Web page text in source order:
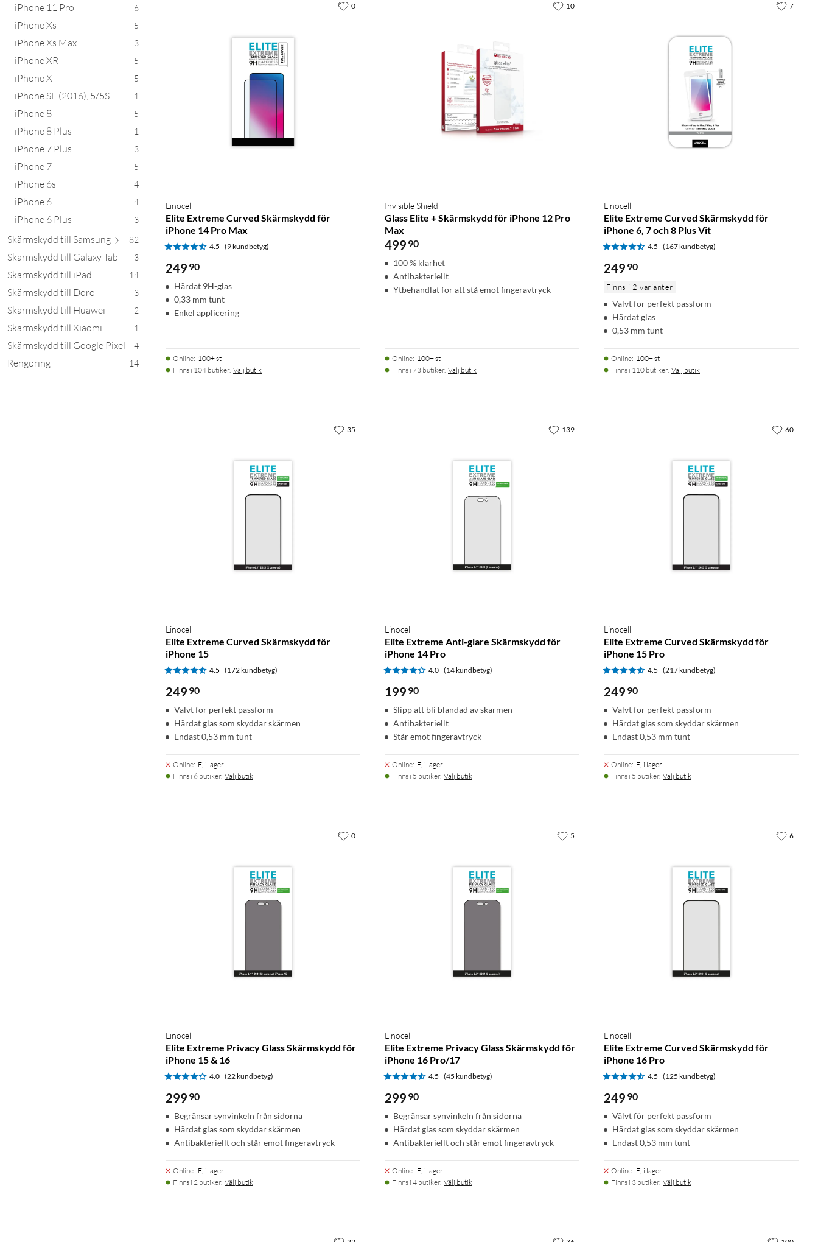
iPhone 11 Pro 6
iPhone Xs 5
iPhone Xs Max 3
iPhone XR 5
iPhone X 5
iPhone SE (2016), 5/5S 1
iPhone 8 5
iPhone 8 Plus 1
iPhone 7 Plus 3
iPhone 7 5
iPhone 6s 4
iPhone 6 4
iPhone 6 Plus 3
Skärmskydd till Samsung 82
Skärmskydd till Galaxy Tab 3
Skärmskydd till iPad 14
Skärmskydd till Doro 3
Skärmskydd till Huawei 2
Skärmskydd till Xiaomi 1
Skärmskydd till Google Pixel 4
Rengöring 14
Linocell
Elite Extreme Curved Skärmskydd för
iPhone 14 Pro Max
4.5 (9 kundbetyg)
249 90
Härdat 9H-glas
0,33 mm tunt
Enkel applicering
Online: 100+ st
Finns i 104 butiker. Välj butik
0
Invisible Shield
Glass Elite + Skärmskydd för iPhone 12 Pro
Max
499 90
100 % klarhet
Antibakteriellt
Ytbehandlat för att stå emot fingeravtryck
Online: 100+ st
Finns i 73 butiker. Välj butik
10
Linocell
Elite Extreme Curved Skärmskydd för
iPhone 6, 7 och 8 Plus Vit
4.5 (167 kundbetyg)
249 90
Finns i 2 varianter
Välvt för perfekt passform
Härdat glas
0,53 mm tunt
Online: 100+ st
Finns i 110 butiker. Välj butik
7
Linocell
Elite Extreme Curved Skärmskydd för
iPhone 15
4.5 (172 kundbetyg)
249 90
Välvt för perfekt passform
Härdat glas som skyddar skärmen
Endast 0,53 mm tunt
Online: Ej i lager
Finns i 6 butiker. Välj butik
35
Linocell
Elite Extreme Anti-glare Skärmskydd för
iPhone 14 Pro
4.0 (14 kundbetyg)
199 90
Slipp att bli bländad av skärmen
Antibakteriellt
Står emot fingeravtryck
Online: Ej i lager
Finns i 5 butiker. Välj butik
139
Linocell
Elite Extreme Curved Skärmskydd för
iPhone 15 Pro
4.5 (217 kundbetyg)
249 90
Välvt för perfekt passform
Härdat glas som skyddar skärmen
Endast 0,53 mm tunt
Online: Ej i lager
Finns i 5 butiker. Välj butik
60
Linocell
Elite Extreme Privacy Glass Skärmskydd för
iPhone 15 & 16
4.0 (22 kundbetyg)
299 90
Begränsar synvinkeln från sidorna
Härdat glas som skyddar skärmen
Antibakteriellt och står emot fingeravtryck
Online: Ej i lager
Finns i 2 butiker. Välj butik
0
Linocell
Elite Extreme Privacy Glass Skärmskydd för
iPhone 16 Pro/17
4.5 (45 kundbetyg)
299 90
Begränsar synvinkeln från sidorna
Härdat glas som skyddar skärmen
Antibakteriellt och står emot fingeravtryck
Online: Ej i lager
Finns i 4 butiker. Välj butik
5
Linocell
Elite Extreme Curved Skärmskydd för
iPhone 16 Pro
4.5 (125 kundbetyg)
249 90
Välvt för perfekt passform
Härdat glas som skyddar skärmen
Endast 0,53 mm tunt
Online: Ej i lager
Finns i 3 butiker. Välj butik
6